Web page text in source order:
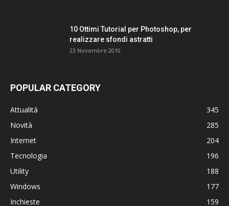
10 Ottimi Tutorial per Photoshop, per
realizzare sfondi astratti
23 Novembre 2010
POPULAR CATEGORY
Attualità
345
Novità
285
Internet
204
Tecnologia
196
Utility
188
Windows
177
Inchieste
159